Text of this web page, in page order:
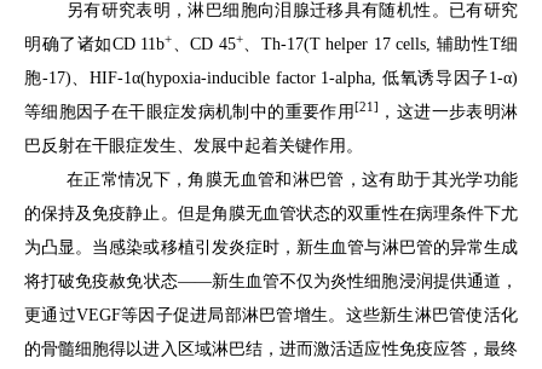
另有研究表明，淋巴细胞向泪腺迁移具有随机性。已有研究
明确了诸如CD 11b+、CD 45+、Th-17(T helper 17 cells, 辅助性T细
胞-17)、HIF-1α(hypoxia-inducible factor 1-alpha, 低氧诱导因子1-α)
等细胞因子在干眼症发病机制中的重要作用[21]
，这进一步表明淋
巴反射在干眼症发生、发展中起着关键作用。
在正常情况下，角膜无血管和淋巴管，这有助于其光学功能
的保持及免疫静止。但是角膜无血管状态的双重性在病理条件下尤
为凸显。当感染或移植引发炎症时，新生血管与淋巴管的异常生成
将打破免疫赦免状态——新生血管不仅为炎性细胞浸润提供通道，
更通过VEGF等因子促进局部淋巴管增生。这些新生淋巴管使活化
的骨髓细胞得以进入区域淋巴结，进而激活适应性免疫应答，最终